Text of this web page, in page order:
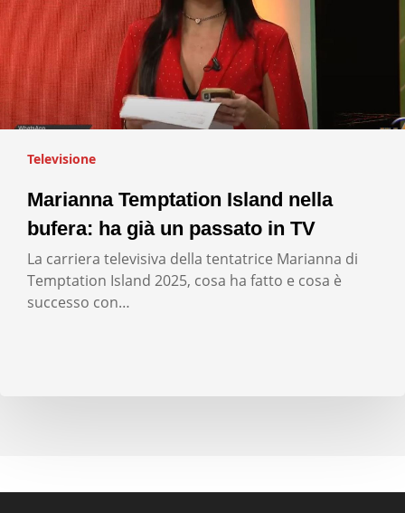
Televisione
Marianna Temptation Island nella
bufera: ha già un passato in TV
La carriera televisiva della tentatrice Marianna di
Temptation Island 2025, cosa ha fatto e cosa è
successo con…